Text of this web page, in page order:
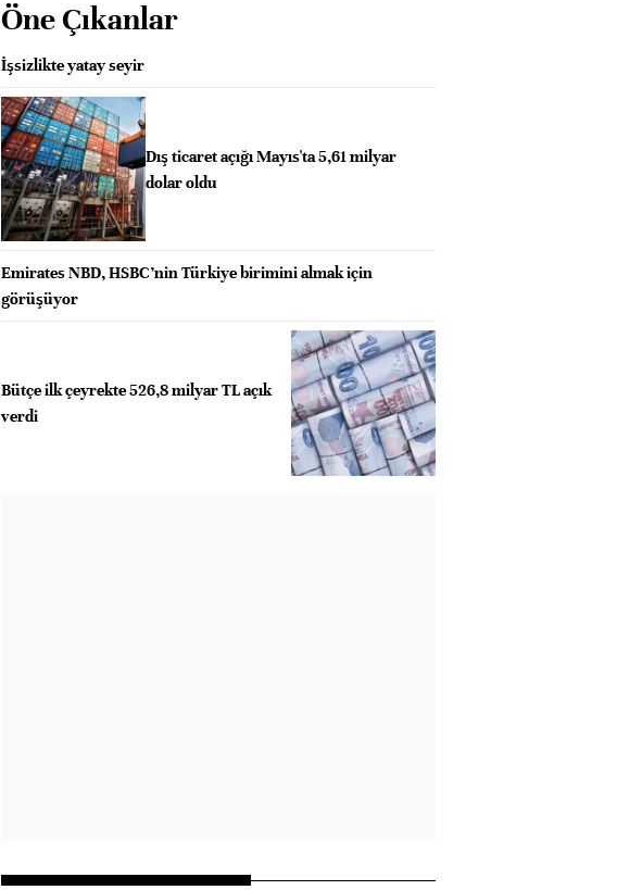
Öne Çıkanlar
İşsizlikte yatay seyir
Dış ticaret açığı Mayıs'ta 5,61 milyar
dolar oldu
Emirates NBD, HSBC’nin Türkiye birimini almak için
görüşüyor
Bütçe ilk çeyrekte 526,8 milyar TL açık
verdi